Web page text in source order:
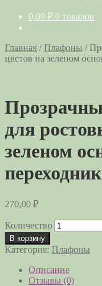
0,00 ₽ 0 товаров
Главная /Плафоны /
цветов на зеленом
для
зеленом
270,00 ₽
Количество
В корзину
Категория: Плафоны
Описание
Отзывы (0)